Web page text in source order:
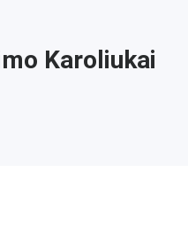
Karoliukai